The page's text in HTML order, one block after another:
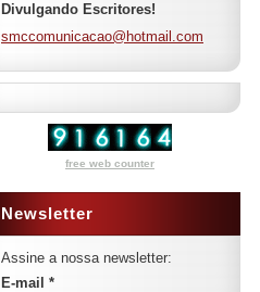
Divulgando Escritores!
smccomunicacao@hotmail.com
free web counter
Newsletter
Assine a nossa newsletter:
E-mail *